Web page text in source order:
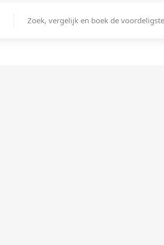
Zoek, vergelijk en boek de